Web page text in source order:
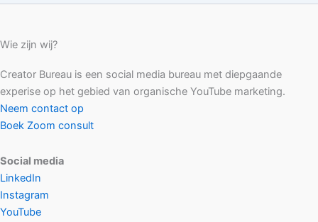
Wie zijn wij?
Creator Bureau is een social media bureau met diepgaande
experise op het gebied van organische YouTube marketing.
Neem contact op
Boek Zoom consult
Social media
LinkedIn
Instagram
YouTube